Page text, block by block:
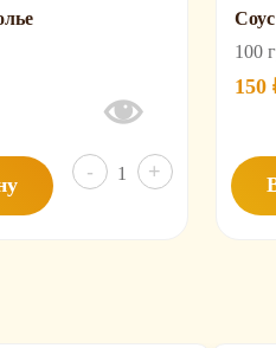
-
товара
+
100
150